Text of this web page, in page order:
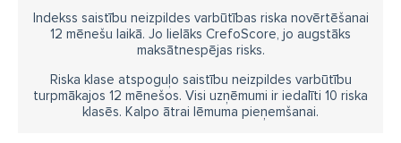
Indekss saistību neizpildes varbūtības riska novērtēšanai
12 mēnešu laikā. Jo lielāks CrefoScore, jo augstāks
maksātnespējas risks.
Riska klase atspoguļo saistību neizpildes varbūtību
turpmākajos 12 mēnešos. Visi uzņēmumi ir iedalīti 10 riska
klasēs. Kalpo ātrai lēmuma pieņemšanai.